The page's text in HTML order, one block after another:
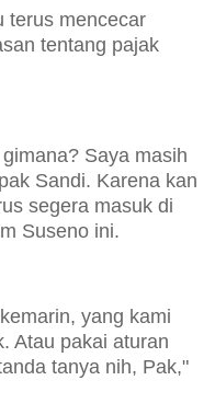
terus mencecar
tentang pajak
Saya masih
Sandi. Karena kan
segera masuk di
Suseno ini.
yang kami
Atau pakai aturan
tanya nih, Pak,"